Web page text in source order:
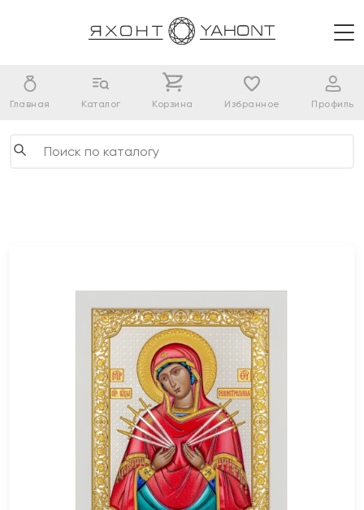
Главная Каталог Корзина Избранное Профиль